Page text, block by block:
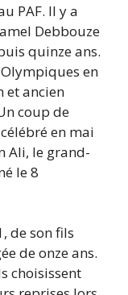
PAF. Il y a
Debbouze
quinze ans.
en
et ancien
coup de
en mai
Ali, le grand-
le 8
de son fils
de onze ans.
choisissent